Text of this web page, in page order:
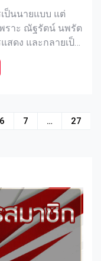
ป็นนายแบบ แต่
ราะ ณัฐรัตน์ นพรัต
สดง และกลายเป็น
องจับตามอง ด้วย
าจะเป็นบทบู๊
รยังไม่รู้จักหนุ่ม
พาคุณไปรู้จักเขา
6 7 … 27